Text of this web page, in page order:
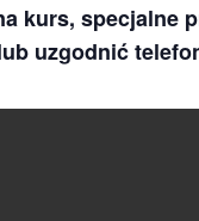
kurs, specjalne
uzgodnić